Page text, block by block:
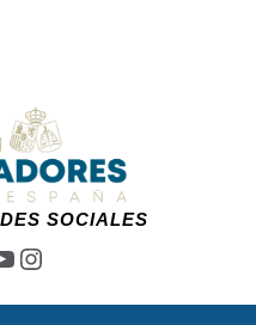
SOCIALES
Instagram